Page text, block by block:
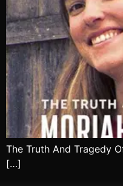
The Truth And Tragedy
[…]